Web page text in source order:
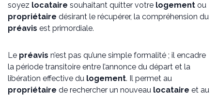
soyez locataire souhaitant quitter votre logement ou
propriétaire désirant le récupérer, la compréhension du
préavis est primordiale.
Le préavis n’est pas qu’une simple formalité ; il encadre
la période transitoire entre l’annonce du départ et la
libération effective du logement. Il permet au
propriétaire de rechercher un nouveau locataire et au